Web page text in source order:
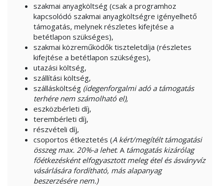
szakmai anyagköltség (csak a programhoz
kapcsolódó szakmai anyagköltségre igényelhető
támogatás, melynek részletes kifejtése a
betétlapon szükséges),
szakmai közreműködők tiszteletdíja (részletes
kifejtése a betétlapon szükséges),
utazási költség,
szállítási költség,
szállásköltség (idegenforgalmi adó a támogatás
terhére nem számolható el),
eszközbérleti díj,
terembérleti díj,
részvételi díj,
csoportos étkeztetés (A kért/megítélt támogatási
összeg max. 20%-a lehet. A támogatás kizárólag
főétkezésként elfogyasztott meleg étel és ásványvíz
vásárlására fordítható, más alapanyag
beszerzésére nem.)